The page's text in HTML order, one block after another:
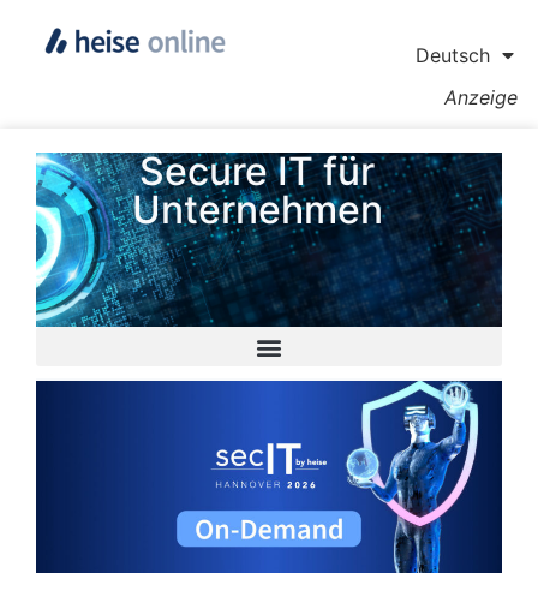
Deutsch
Anzeige
Secure IT für
Unternehmen